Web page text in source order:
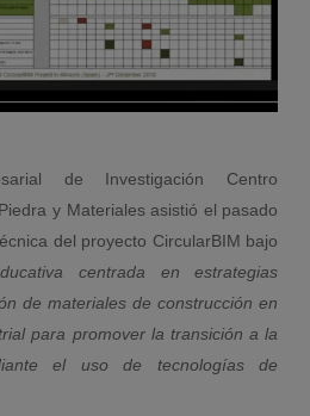
de Investigación Centro
y Materiales asistió el pasado
del proyecto CircularBIM bajo
centrada en estrategias
de materiales de construcción en
para promover la transición a la
el uso de tecnologías de